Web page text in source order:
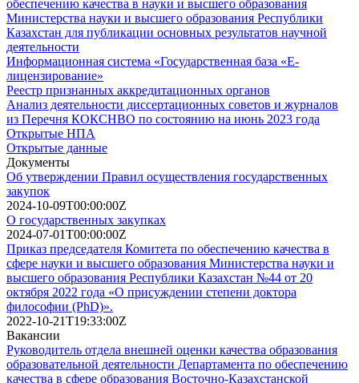
обеспечению качества в науки и высшего образования
Министерства науки и высшего образования Республики
Казахстан для публикации основных результатов научной
деятельности
Информационная система «Государственная база «Е-
лицензирование»
Реестр признанных аккредитационных органов
Анализ деятельности дисcертационных советов и журналов
из Перечня КОКСНВО по состоянию на июнь 2023 года
Открытые НПА
Открытые данные
Документы
Об утверждении Правил осуществления государственных
закупок
2024-10-09T00:00:00Z
О государственных закупках
2024-07-01T00:00:00Z
Приказ председателя Комитета по обеспечению качества в
сфере науки и высшего образования Министерства науки и
высшего образования Республики Казахстан №44 от 20
октября 2022 года «О присуждении степени доктора
философии (PhD)».
2022-10-21T19:33:00Z
Вакансии
Руководитель отдела внешней оценки качества образования
образовательной деятельности Департамента по обеспечению
качества в сфере образования Восточно-Казахстанской